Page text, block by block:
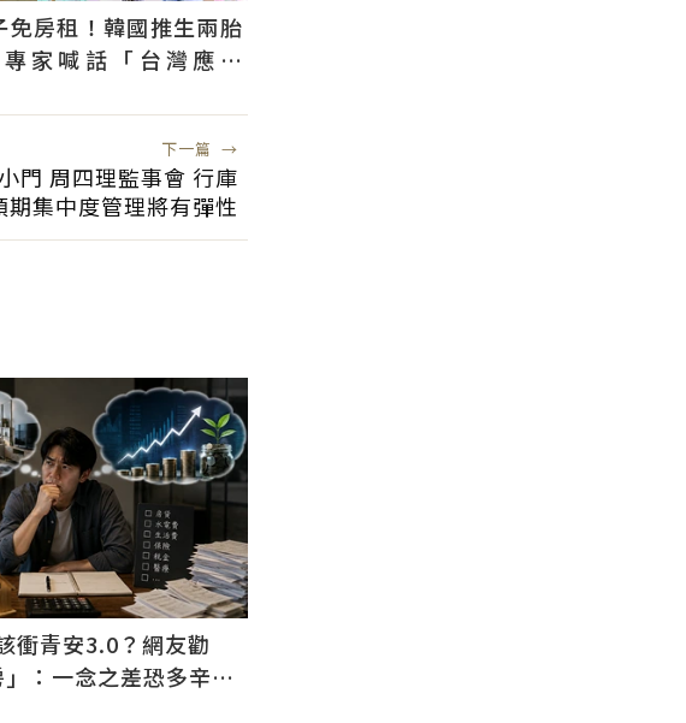
免房租！韓國推生兩胎
家喊話「台灣應學
下一篇 →
門 周四理監事會 行庫
期集中度管理將有彈性
衝青安3.0？網友勸
」：一念之差恐多辛苦